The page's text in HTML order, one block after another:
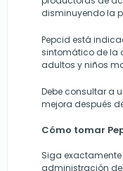
disminuyendo la
Pepcid está
sintomático de la
adultos y niños
Debe consultar a
mejora después
Cómo tomar
Siga
administración